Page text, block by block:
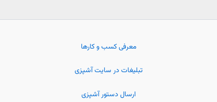
معرفی کسب و کارها
تبلیغات در سایت آشپزی
ارسال دستور آشپزی